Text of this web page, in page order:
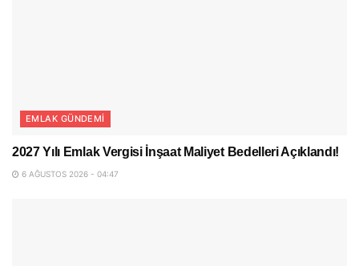
EMLAK GÜNDEMI
2027 Yılı Emlak Vergisi İnşaat Maliyet Bedelleri Açıklandı!
6 AĞUSTOS 2026 - 04:47